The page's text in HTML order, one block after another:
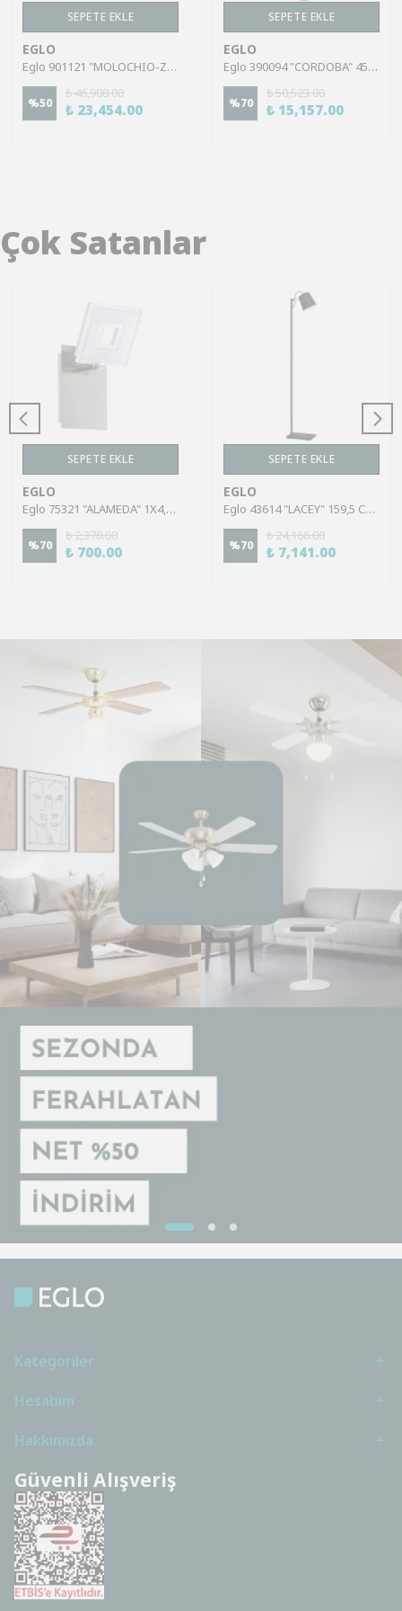
SEPETE EKLE
EGLO
Eglo 901121 "MOLOCHIO-Z" 110 Cm Yüksekliğinde Çelik Siyah Sarkıt Avize RGB
%50
₺ 46,908.00
₺ 23,454.00
SEPETE EKLE
EGLO
Eglo 390094 "CORDOBA" 45,5 Cm Çapında Çelik Siyah Sarkıt Avize
%70
₺ 50,523.00
₺ 15,157.00
Çok Satanlar
SEPETE EKLE
EGLO
Eglo 75321 "ALAMEDA" 1X4,5W Çelik Nikel Mat Sıva Üstü Spot
%70
₺ 2,370.00
₺ 700.00
SEPETE EKLE
EGLO
Eglo 43614 "LACEY" 159,5 Cm Yüksekliğinde Çelik, Ahşap Köşe Lambası Lambader
%70
₺ 24,166.00
₺ 7,141.00
Kategoriler
Hesabım
Hakkımızda
Güvenli Alışveriş